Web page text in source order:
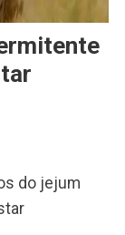
do jejum